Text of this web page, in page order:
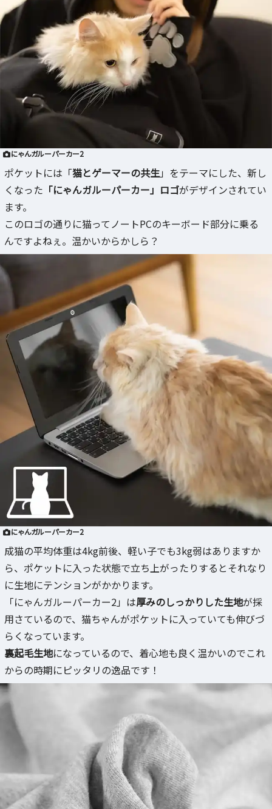
にゃんガルーパーカー2
ポケットには「猫とゲーマーの共生」をテーマにした、新し
くなった 「にゃんガルーパーカー」ロゴがデザインされてい
ます。
このロゴの通りに猫ってノートPCのキーボード部分に乗る
んですよねぇ。温かいからかしら？
にゃんガルーパーカー2
成猫の平均体重は4kg前後、軽い子でも3kg弱はありますか
ら、ポケットに入った状態で立ち上がったりするとそれなり
に生地にテンションがかかります。
「にゃんガルーパーカー2」は厚みのしっかりした生地が採
用さているので、猫ちゃんがポケットに入っていても伸びづ
らくなっています。
裏起毛生地になっているので、着心地も良く温かいのでこれ
からの時期にピッタリの逸品です！